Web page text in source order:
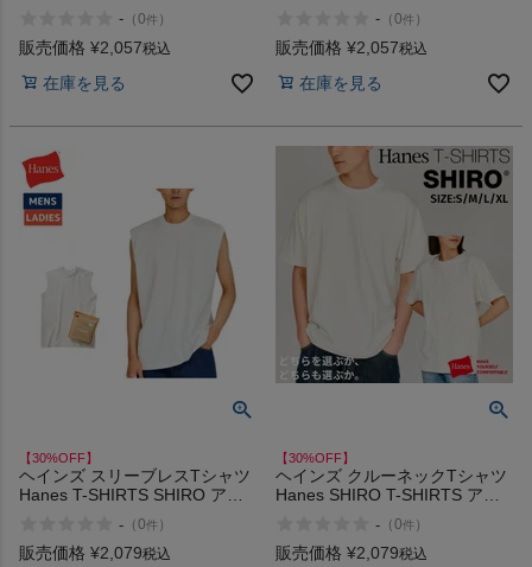
クス おしゃれ CHUMS
- （0件 ）
販売価格 ¥2,057税込
在庫を見る
防臭 ショート丈 ラインソック
ス CHUMS 3P Border Crew
- （0件 ）
販売価格 ¥2,057税込
在庫を見る
【30%OFF】
ヘインズ スリーブレスTシャツ
Hanes T-SHIRTS SHIRO アウ
- （0件 ）
販売価格 ¥2,079税込
【30%OFF】
ヘインズ クルーネックTシャツ
Hanes SHIRO T-SHIRTS アウ
- （0件 ）
販売価格 ¥2,079税込